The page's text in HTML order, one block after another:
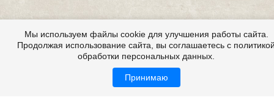
Мы используем файлы cookie для улучшения работы сайта.
Продолжая использование сайта, вы соглашаетесь с
обработки персональных данных.
Принимаю